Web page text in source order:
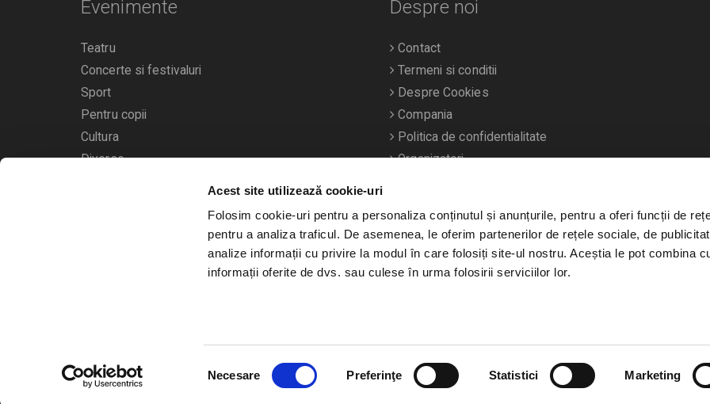
Acest site utilizează cookie-uri
Folosim cookie-uri pentru a personaliza conținutul și anunțurile, pentru a oferi funcții de
pentru a analiza traficul. De asemenea, le oferim partenerilor de rețele sociale, de
analize informații cu privire la modul în care folosiți site-ul nostru. Aceștia le pot combina
informații oferite de dvs. sau culese în urma folosirii serviciilor lor.
consimțământului
Necesare Preferinţe Statistici Marketing
Evenimente
Teatru
Concerte si festivaluri
Sport
Pentru copii
Cultura
Diverse
Calendarul evenimentelor
Despre noi
Contact
Termeni si conditii
Despre Cookies
Compania
Politica de confidentialitate
Organizatori
Bilete.ro
A.N.P.C.
O.D.R.